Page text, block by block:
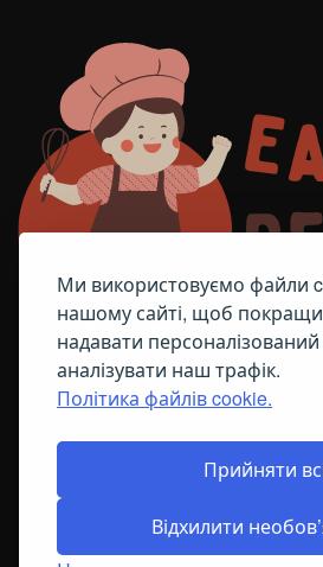
Ми використовуємо файли
нашому сайті, щоб
надавати персоналізований
аналізувати наш трафік.
Політика файлів cookie.
Прийняти
Відхилити
ПОЛІТИКА ЩОДО
© All Right